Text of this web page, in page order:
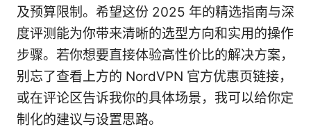
及预算限制。希望这份 2025 年的精选指南与深
度评测能为你带来清晰的选型方向和实用的操作
步骤。若你想要直接体验高性价比的解决方案，
别忘了查看上方的 NordVPN 官方优惠页链接，
或在评论区告诉我你的具体场景，我可以给你定
制化的建议与设置思路。